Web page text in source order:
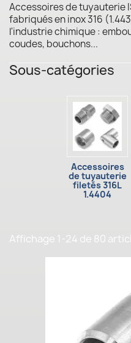
Accessoires de tuyauterie
fabriqués en inox 316
l'industrie chimique :
coudes, bouchons...
Sous-catégories
Accessoires
de tuyauterie
filetés 316L
1.4404
Affichage 1-24 de 80